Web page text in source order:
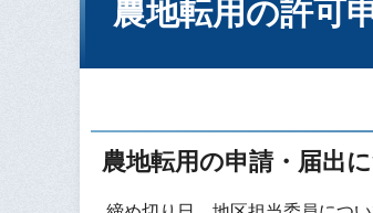
農地転用の許可
農地転用の申請・届出